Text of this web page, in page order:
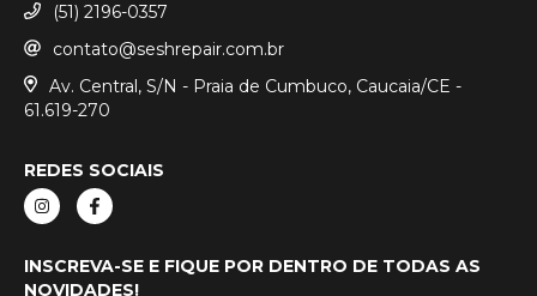
(51) 2196-0357
contato@seshrepair.com.br
Av. Central, S/N - Praia de Cumbuco, Caucaia/CE -
61.619-270
REDES SOCIAIS
INSCREVA-SE E FIQUE POR DENTRO DE TODAS AS
NOVIDADES!